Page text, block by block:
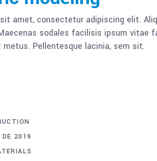
amet, consectetur adipiscing elit.
sodales facilisis ipsum
Pellentesque lacinia, sem sit.
DE 2019